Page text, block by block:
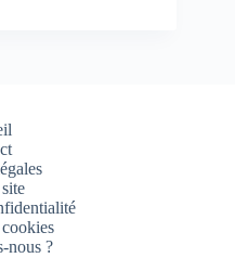
nous ?